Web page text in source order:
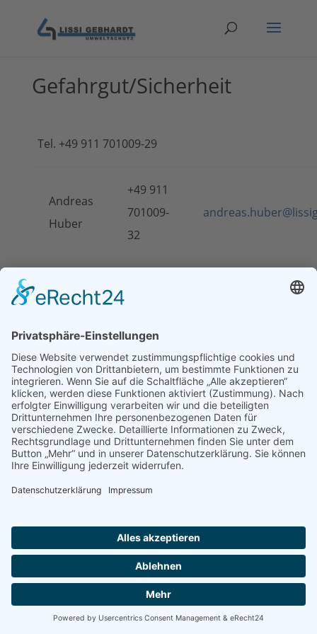
Gefahrgut/Sicherheit
Tel. +49 911 701009-29
Andreas
Huber
+49 911
701009-
32
Datenschutz